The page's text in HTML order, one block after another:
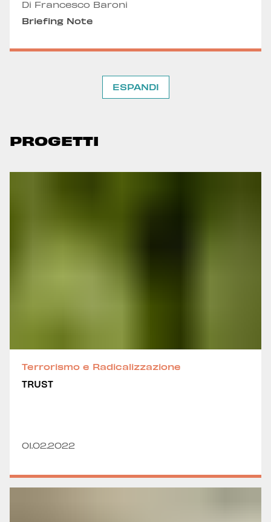
Di Francesco Baroni
Briefing Note
ESPANDI
PROGETTI
Terrorismo e Radicalizzazione
TRUST
01.02.2022